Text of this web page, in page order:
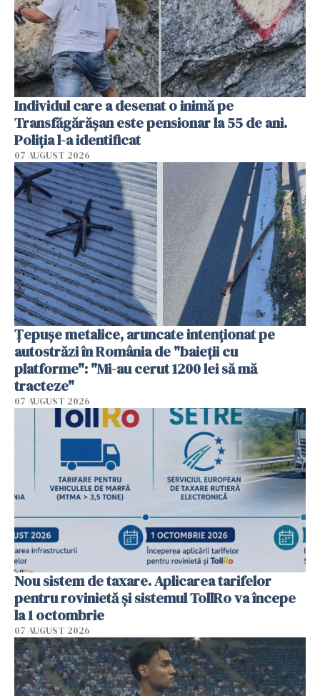
Individul care a desenat o inimă pe
Transfăgărășan este pensionar la 55 de ani.
Poliția l-a identificat
07 AUGUST 2026
Țepușe metalice, aruncate intenționat pe
autostrăzi în România de "baieții cu
platforme": "Mi-au cerut 1200 lei să mă
tracteze"
07 AUGUST 2026
Nou sistem de taxare. Aplicarea tarifelor
pentru rovinietă şi sistemul TollRo va începe
la 1 octombrie
07 AUGUST 2026